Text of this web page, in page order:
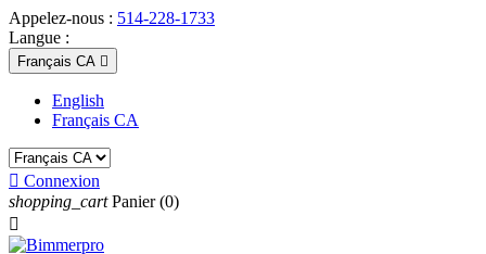
Appelez-nous : 514-228-1733
Langue :
Français CA 
English
Français CA
 Connexion
shopping_cart Panier (0)
